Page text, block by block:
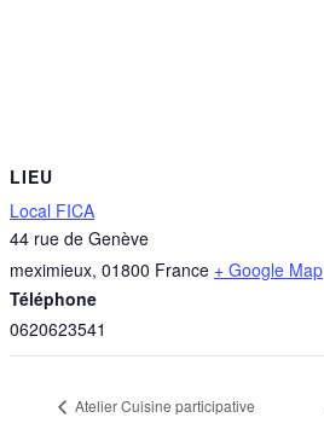
LIEU
Local FICA
44 rue de Genève
meximieux, 01800 France + Google Map
Téléphone
0620623541
Atelier Cuisine participative